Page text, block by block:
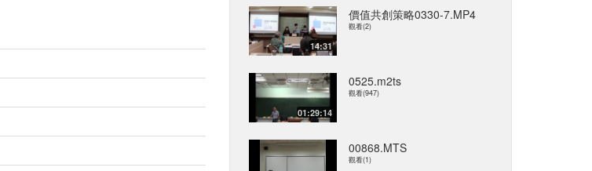
14:31
價值共創策略0330-7.MP4
觀看(2)
01:29:14
0525.m2ts
觀看(947)
00868.MTS
觀看(1)